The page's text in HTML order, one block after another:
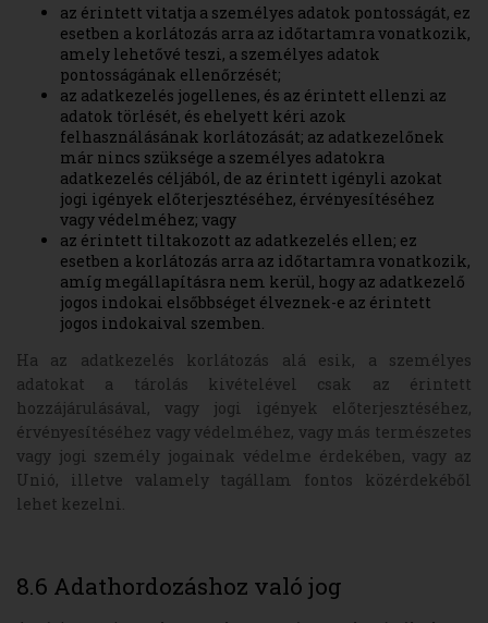
az érintett vitatja a személyes adatok pontosságát, ez
esetben a korlátozás arra az időtartamra vonatkozik,
amely lehetővé teszi, a személyes adatok
pontosságának ellenőrzését;
az adatkezelés jogellenes, és az érintett ellenzi az
adatok törlését, és ehelyett kéri azok
felhasználásának korlátozását; az adatkezelőnek
már nincs szüksége a személyes adatokra
adatkezelés céljából, de az érintett igényli azokat
jogi igények előterjesztéséhez, érvényesítéséhez
vagy védelméhez; vagy
az érintett tiltakozott az adatkezelés ellen; ez
esetben a korlátozás arra az időtartamra vonatkozik,
amíg megállapításra nem kerül, hogy az adatkezelő
jogos indokai elsőbbséget élveznek-e az érintett
jogos indokaival szemben.
Ha az adatkezelés korlátozás alá esik, a személyes
adatokat a tárolás kivételével csak az érintett
hozzájárulásával, vagy jogi igények előterjesztéséhez,
érvényesítéséhez vagy védelméhez, vagy más természetes
vagy jogi személy jogainak védelme érdekében, vagy az
Unió, illetve valamely tagállam fontos közérdekéből
lehet kezelni.
8.6 Adathordozáshoz való jog